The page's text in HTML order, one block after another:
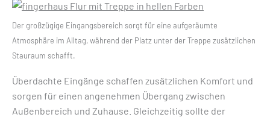
Der großzügige Eingangsbereich sorgt für eine aufgeräumte
Atmosphäre im Alltag, während der Platz unter der Treppe zusätzlichen
Stauraum schafft.
Überdachte Eingänge schaffen zusätzlichen Komfort und
sorgen für einen angenehmen Übergang zwischen
Außenbereich und Zuhause. Gleichzeitig sollte der